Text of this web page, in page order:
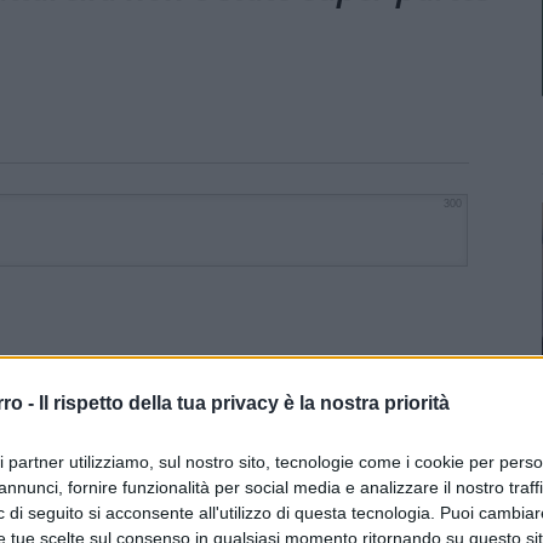
- Il rispetto della tua privacy è la nostra priorità
partner utilizziamo, sul nostro sito, tecnologie come i cookie per
fornire funzionalità per social media e analizzare il nostro
di seguito si acconsente all'utilizzo di questa tecnologia. Puoi
tue scelte sul consenso in qualsiasi momento ritornando su questo
che vuole far vivere perennemente
di pochi fortunati banchieri. “Whatever it